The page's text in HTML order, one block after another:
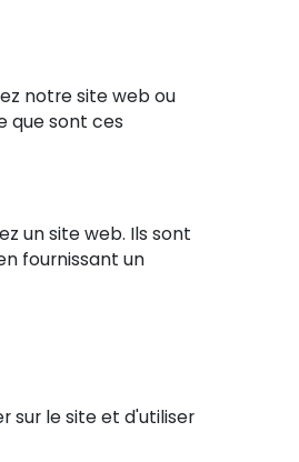
notre site web ou
que sont ces
un site web. Ils sont
fournissant un
sur le site et d'utiliser